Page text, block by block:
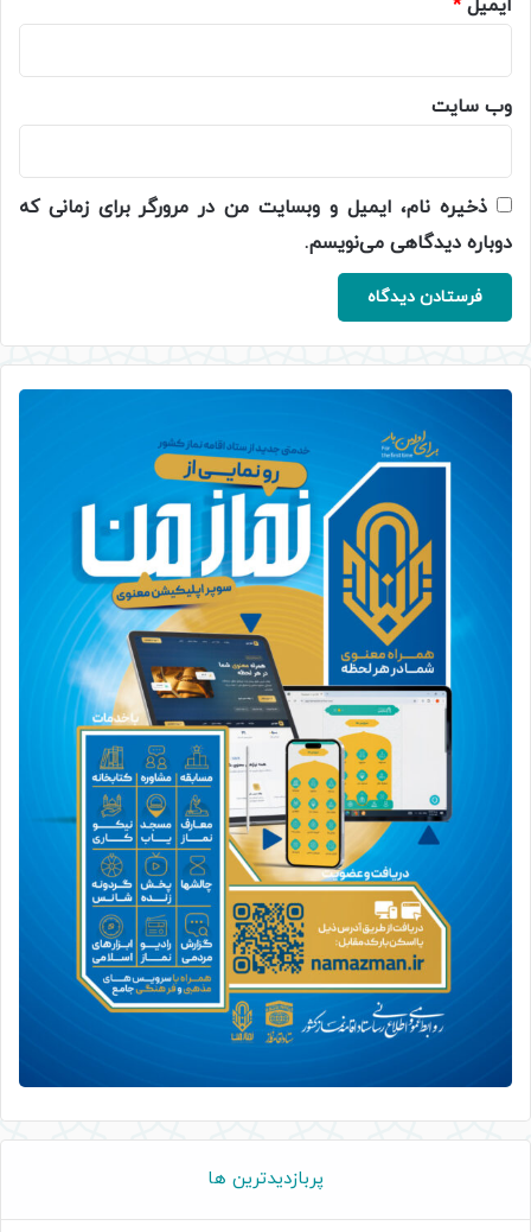
ایمیل *
وب‌ سایت
ذخیره نام، ایمیل و وبسایت من در مرورگر برای زمانی که
دوباره دیدگاهی می‌نویسم.
پربازدیدترین ها